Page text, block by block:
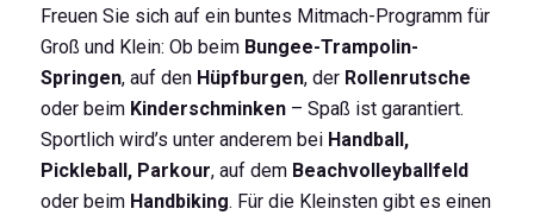
Freuen Sie sich auf ein buntes Mitmach-Programm für
Groß und Klein: Ob beim Bungee-Trampolin-
Springen, auf den Hüpfburgen, der Rollenrutsche
oder beim Kinderschminken– Spaß ist garantiert.
Sportlich wird’s unter anderem bei Handball,
Pickleball, Parkour, auf dem Beachvolleyballfeld
oder beim Handbiking. Für die Kleinsten gibt es einen